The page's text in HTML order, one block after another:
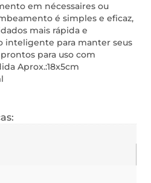
em nécessaires ou
é simples e eficaz,
mais rápida e
inteligente para manter seus
para uso com
Aprox.:18x5cm